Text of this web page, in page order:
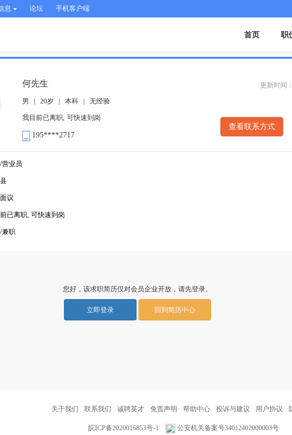
息 论坛 手机客户端
首页 职
何先生
男 20岁 本科 无经验
我目前已离职, 可快速到岗
195****2717
更新时间
查看联系方式
营业员
议
已离职, 可快速到岗
兼职
您好，该求职简历仅对会员企业开放，请先登录。
立即登录 回到简历中心
关于我们 联系我们 诚聘英才 免责声明 帮助中心 投诉与建议 用户协议
皖ICP备2020016853号-1 公安机关备案号34012402000003号